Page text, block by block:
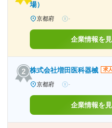
場）
京都府 -
企業情報を
株式会社増田医科器械 求
京都府 -
企業情報を